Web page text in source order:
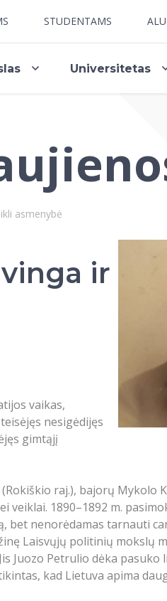
STUDENTAMS
Universitetas
asmenybė
ir
vaikas,
nesigėdijęs
gimtąjį
raj.), bajorų Mykolo
1890–1892 m.
nenorėdamas tarnauti
Laisvųjų politinių mokslų
Juozo Petrulio dėka
kad Lietuva apima